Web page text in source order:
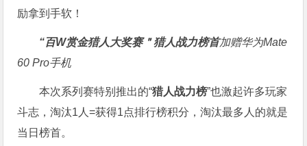
励拿到手软！
“百W赏金猎人大奖赛＂猎人战力榜首加赠华为Mate
60 Pro手机
本次系列赛特别推出的“猎人战力榜”也激起许多玩家
斗志，淘汰1人=获得1点排行榜积分，淘汰最多人的就是
当日榜首。